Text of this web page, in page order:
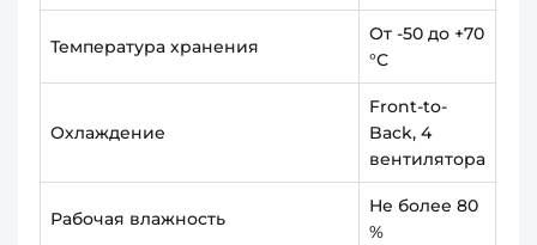
Температура хранения
От -50 до +70
°С
Охлаждение
Front-to-
Back, 4
вентилятора
Рабочая влажность
Не более 80
%